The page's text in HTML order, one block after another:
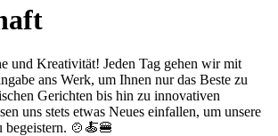
und Kreativität! Jeden Tag gehen wir mit
ans Werk, um Ihnen nur das Beste zu
Gerichten bis hin zu innovativen
uns stets etwas Neues einfallen, um unsere
begeistern. 🍲🍝🍔